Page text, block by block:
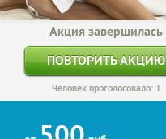
Акция завершилась
ПОВТОРИТЬ АКЦИЮ
Человек проголосовало: 1